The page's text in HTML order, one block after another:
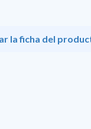
la ficha del